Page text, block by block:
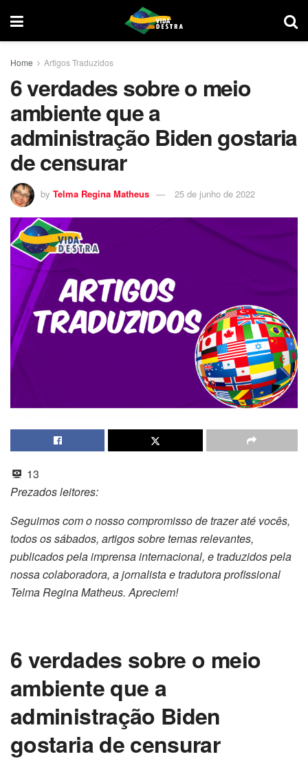
Home Artigos Traduzidos
6 verdades sobre o meio
ambiente que a
administração Biden gostaria
de censurar
by Telma Regina Matheus 25 de junho de 2022
13
Prezados leitores:
Seguimos com o nosso compromisso de trazer até vocês,
todos os sábados, artigos sobre temas relevantes,
publicados pela imprensa internacional, e traduzidos pela
nossa colaboradora, a jornalista e tradutora profissional
Telma Regina Matheus. Apreciem!
6 verdades sobre o meio
ambiente que a
administração Biden
gostaria de censurar